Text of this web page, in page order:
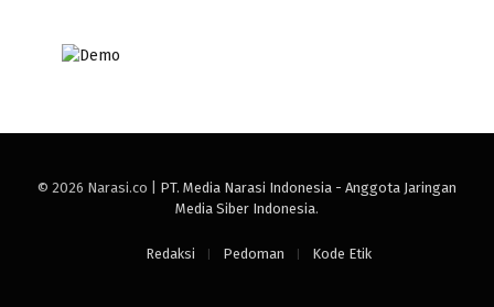
© 2026 Narasi.co | PT. Media Narasi Indonesia - Anggota Jaringan
Media Siber Indonesia.
Redaksi Pedoman Kode Etik